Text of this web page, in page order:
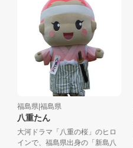
福島県|福島県
八重たん
大河ドラマ「八重の桜」のヒロ
インで、福島県出身の「新島八